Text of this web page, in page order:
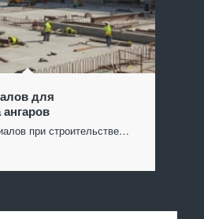
для
ангаров
при строительстве…